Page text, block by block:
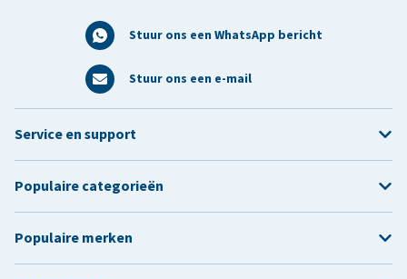
Stuur ons een WhatsApp bericht
Stuur ons een e-mail
Service en support
Populaire categorieën
Populaire merken